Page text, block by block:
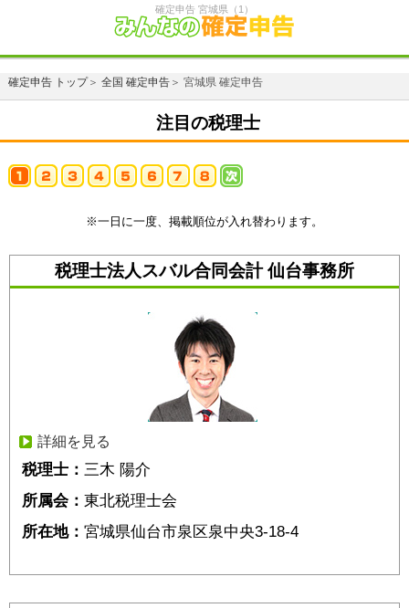
確定申告 宮城県（1）
確定申告 トップ＞ 全国 確定申告＞ 宮城県 確定申告
注目の税理士
※一日に一度、掲載順位が入れ替わります。
税理士法人スバル合同会計 仙台事務所
詳細を見る
税理士： 三木 陽介
所属会： 東北税理士会
所在地： 宮城県仙台市泉区泉中央3-18-4